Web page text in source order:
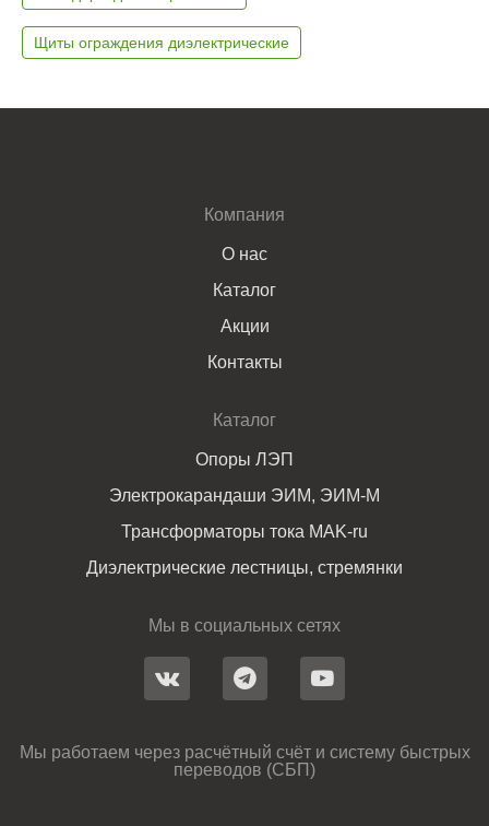
Щиты ограждения диэлектрические
Компания
О нас
Каталог
Акции
Контакты
Каталог
Опоры ЛЭП
Электрокарандаши ЭИМ, ЭИМ-М
Трансформаторы тока MAK-ru
Диэлектрические лестницы, стремянки
Мы в социальных сетях
Мы работаем через расчётный счёт и систему быстрых
переводов (СБП)